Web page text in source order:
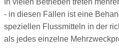
In vielen Betrieben treten
- in diesen Fällen ist eine
speziellen Flussmitteln in der
als jedes einzelne